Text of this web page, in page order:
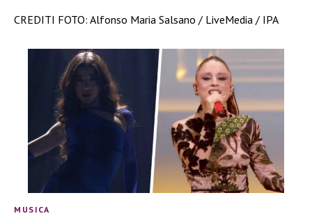
CREDITI FOTO: Alfonso Maria Salsano / LiveMedia / IPA
MUSICA